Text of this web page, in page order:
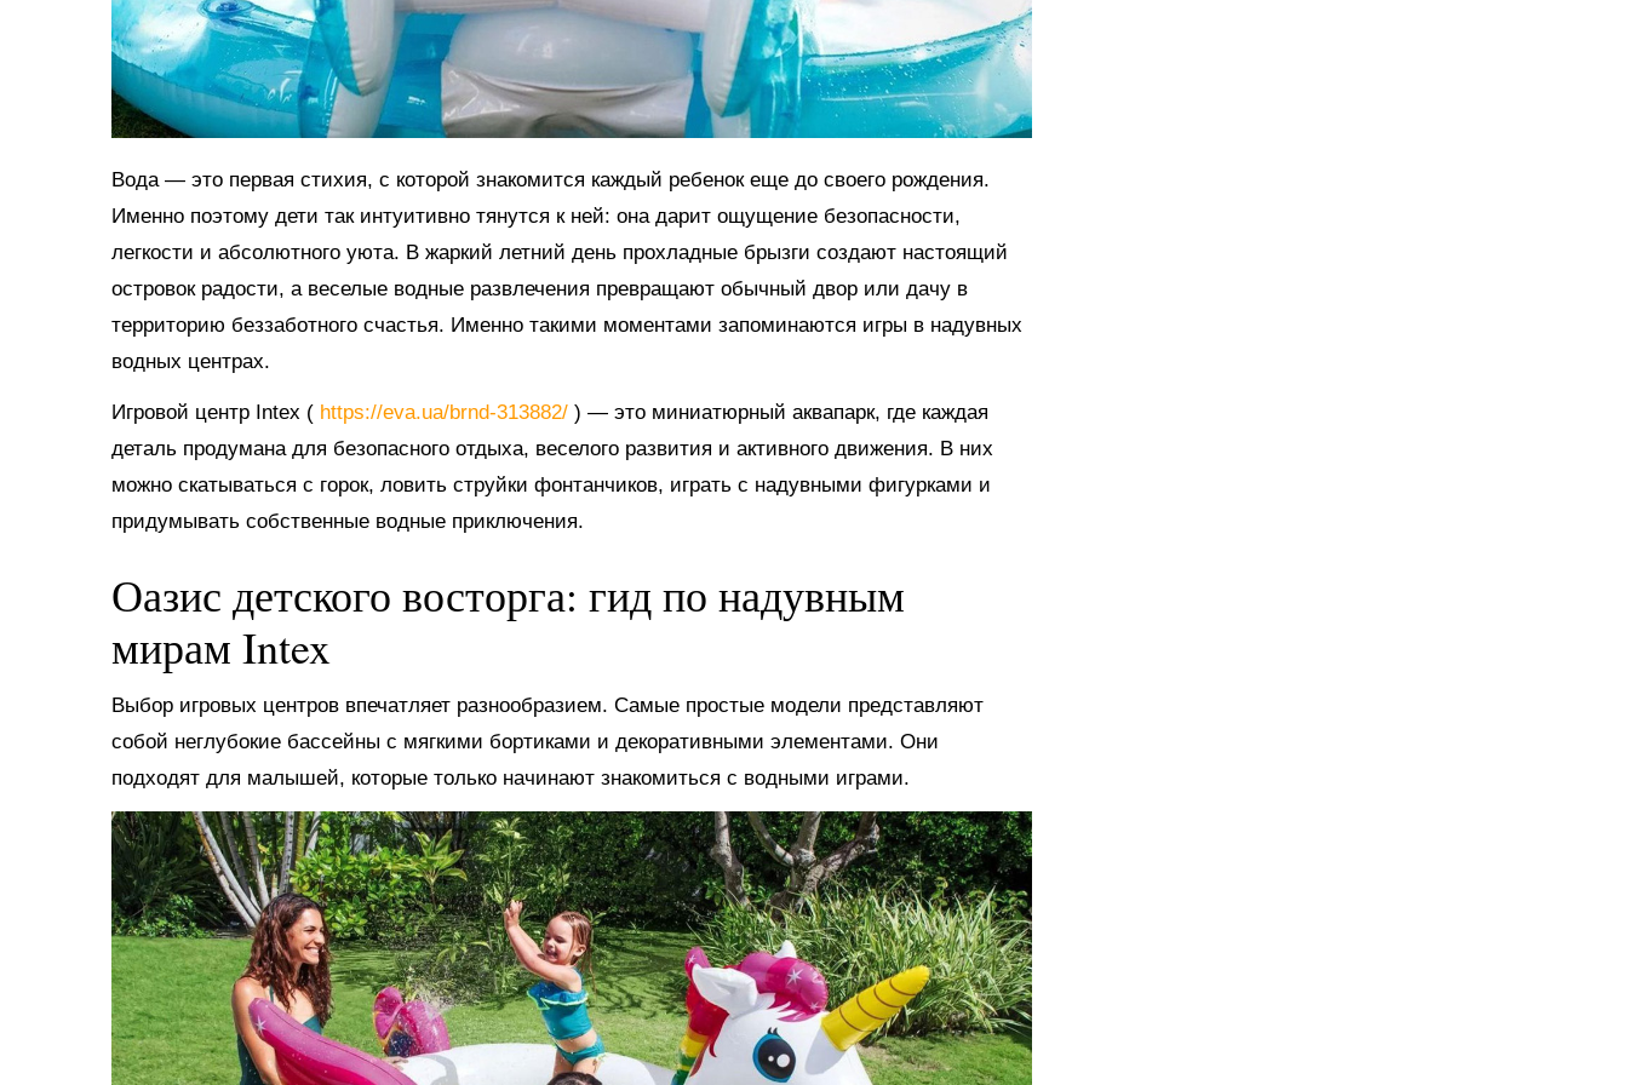
Вода — это первая стихия, с которой знакомится каждый ребенок еще до своего рождения.
Именно поэтому дети так интуитивно тянутся к ней: она дарит ощущение безопасности,
легкости и абсолютного уюта. В жаркий летний день прохладные брызги создают настоящий
островок радости, а веселые водные развлечения превращают обычный двор или дачу в
территорию беззаботного счастья. Именно такими моментами запоминаются игры в надувных
водных центрах.
Игровой центр Intex ( https://eva.ua/brnd-313882/ ) — это миниатюрный аквапарк, где каждая
деталь продумана для безопасного отдыха, веселого развития и активного движения. В них
можно скатываться с горок, ловить струйки фонтанчиков, играть с надувными фигурками и
придумывать собственные водные приключения.
Оазис детского восторга: гид по надувным
мирам Intex
Выбор игровых центров впечатляет разнообразием. Самые простые модели представляют
собой неглубокие бассейны с мягкими бортиками и декоративными элементами. Они
подходят для малышей, которые только начинают знакомиться с водными играми.